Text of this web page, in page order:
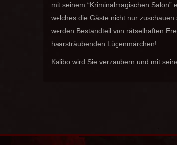
mit seinem “Kriminalmagischen Salon”
welches die Gäste nicht nur
werden Bestandteil von rätselhaften
haarsträubenden Lügenmärchen!
Kalibo wird Sie verzaubern und mit